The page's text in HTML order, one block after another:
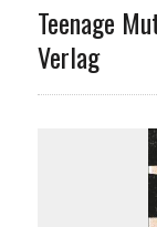
Teenage
Verlag